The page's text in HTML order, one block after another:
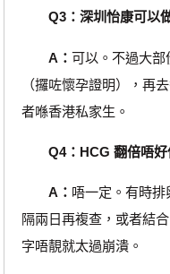
Q3：深圳怡康可以
A： 可以。不過大部
（攞咗懷孕證明），再
者喺香港私家生。
Q4：HCG 翻倍唔
A： 唔一定。有時
隔兩日再複查，或者結
字唔靚就太過崩潰。